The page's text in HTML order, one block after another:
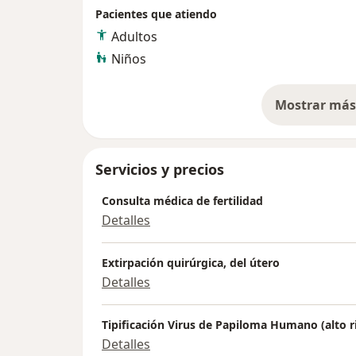
y que marcará para el resto de su vida con
Cuento con una alta experiencia en la
3D, Doppler fetal y uteroplacentario, De
motivos de consulta.
Pacientes que atiendo
Adultos
Niños
Mostrar
Servicios y precios
Consulta médica de fertilidad
Detalles
Extirpación quirúrgica, del útero
Detalles
Tipificación Virus de Papiloma Humano (alto
Detalles